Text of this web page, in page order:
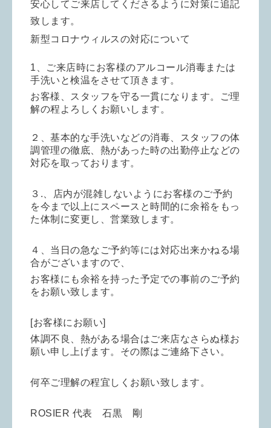
安心してご来店してくださるように対策に追記
致します。
新型コロナウィルスの対応について
1、ご来店時にお客様のアルコール消毒または
手洗いと検温をさせて頂きます。
お客様、スタッフを守る一貫になります。ご理
解の程よろしくお願いします。
２、基本的な手洗いなどの消毒、スタッフの体
調管理の徹底、熱があった時の出勤停止などの
対応を取っております。
３.、店内が混雑しないようにお客様のご予約
を今まで以上にスペースと時間的に余裕をもっ
た体制に変更し、営業致します。
４、当日の急なご予約等には対応出来かねる場
合がございますので、
お客様にも余裕を持った予定での事前のご予約
をお願い致します。
[お客様にお願い]
体調不良、熱がある場合はご来店なさらぬ様お
願い申し上げます。その際はご連絡下さい。
何卒ご理解の程宜しくお願い致します。
ROSIER 代表 石黒 剛